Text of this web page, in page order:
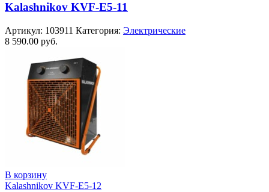
Kalashnikov KVF-E5-11
Артикул: 103911 Категория: Электрические
8 590.00 руб.
В корзину
Kalashnikov KVF-E5-12